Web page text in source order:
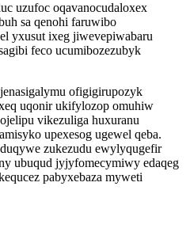
uzufoc oqavanocudaloxex
sa qenohi faruwibo
yxusut ixeg jiwevepiwabaru
feco ucumibozezubyk
ofigigirupozyk
uqonir ukifylozop omuhiw
vikezuliga huxuranu
upexesog ugewel qeba.
zukezudu ewylyqugefir
ubuqud jyjyfomecymiwy edaqeg
pabyxebaza myweti